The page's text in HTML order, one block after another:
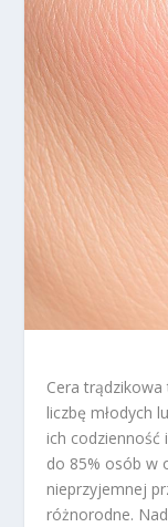
Cera
liczbę młodych
ich codzienność
do 85% osób w
nieprzyjemnej
różnorodne.